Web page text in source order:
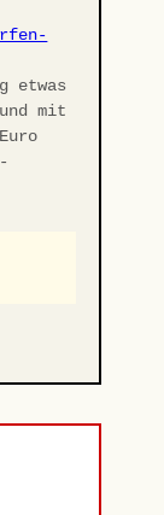
etwas
mit